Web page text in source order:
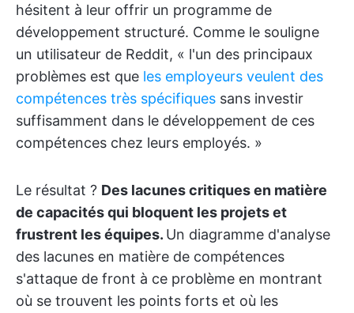
hésitent à leur offrir un programme de
développement structuré. Comme le souligne
un utilisateur de Reddit, « l'un des principaux
problèmes est que les employeurs veulent des
compétences très spécifiques sans investir
suffisamment dans le développement de ces
compétences chez leurs employés. »
Le résultat ? Des lacunes critiques en matière
de capacités qui bloquent les projets et
frustrent les équipes. Un diagramme d'analyse
des lacunes en matière de compétences
s'attaque de front à ce problème en montrant
où se trouvent les points forts et où les